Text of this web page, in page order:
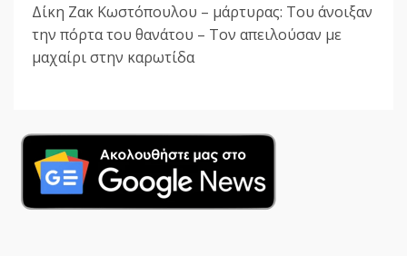
Δίκη Ζακ Κωστόπουλου – μάρτυρας: Του άνοιξαν
την πόρτα του θανάτου – Tον απειλούσαν με
μαχαίρι στην καρωτίδα